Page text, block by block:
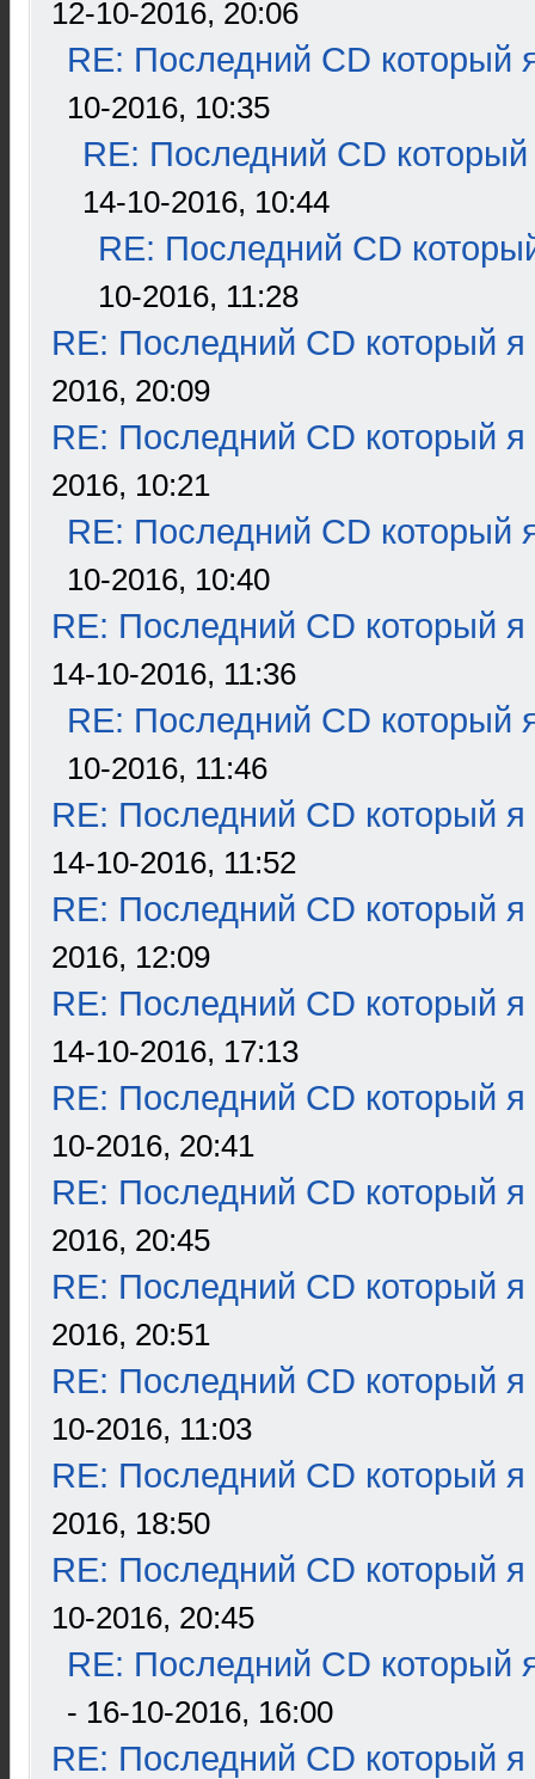
12-10-2016, 20:06
RE: Последний CD который
10-2016, 10:35
RE: Последний CD который
14-10-2016, 10:44
RE: Последний CD
10-2016, 11:28
RE: Последний CD который я
2016, 20:09
RE: Последний CD который я
2016, 10:21
RE: Последний CD который
10-2016, 10:40
RE: Последний CD который я
14-10-2016, 11:36
RE: Последний CD который
10-2016, 11:46
RE: Последний CD который я
14-10-2016, 11:52
RE: Последний CD который я
2016, 12:09
RE: Последний CD который я
14-10-2016, 17:13
RE: Последний CD который я
10-2016, 20:41
RE: Последний CD который я
2016, 20:45
RE: Последний CD который я
2016, 20:51
RE: Последний CD который я
10-2016, 11:03
RE: Последний CD который я
2016, 18:50
RE: Последний CD который я
10-2016, 20:45
RE: Последний CD который
- 16-10-2016, 16:00
RE: Последний CD который я